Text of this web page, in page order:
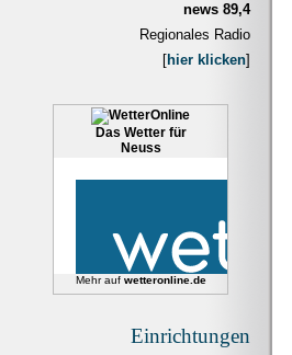
news 89,4
Regionales Radio
[hier klicken]
Das Wetter für
Neuss
Mehr auf wetteronline.de
Einrichtungen